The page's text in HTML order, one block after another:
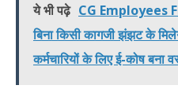
ये भी पढ़े CG Employees
बिना किसी कागजी झंझट के
कर्मचारियों के लिए ई-कोष बना